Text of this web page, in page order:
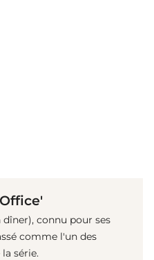
connu pour ses
comme l'un des
série.